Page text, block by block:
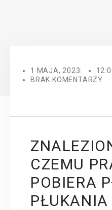
1 MAJA, 2023
BRAK KOMENTARZY
CZEMU
POBIERA
PŁUKANIA